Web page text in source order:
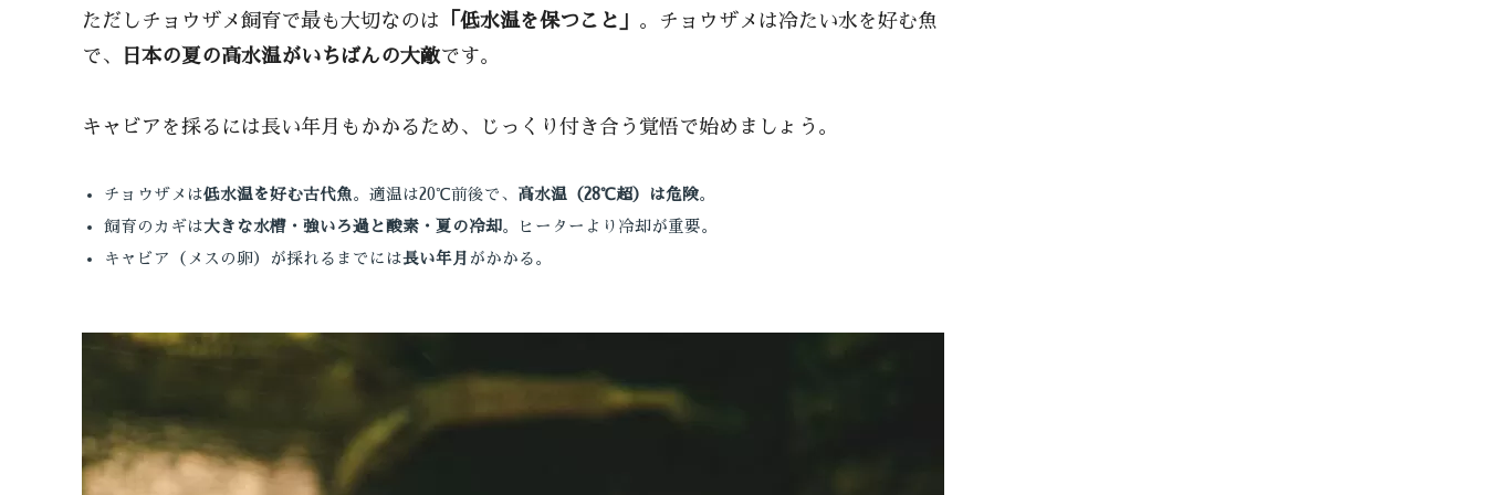
ただしチョウザメ飼育で最も大切なのは 「低水温を保つこと」 。チョウザメは冷たい水を好む魚
で、
日本の夏の高水温がいちばんの大敵です。
キャビアを採るには長い年月もかかるため、じっくり付き合う覚悟で始めましょう。
チョウザメは低水温を好む古代魚。適温は20℃前後で、 高水温（28℃超）は危険。
飼育のカギは大きな水槽・強いろ過と酸素・夏の冷却。ヒーターより冷却が重要。
キャビア（メスの卵）が採れるまでには長い年月 がかかる。